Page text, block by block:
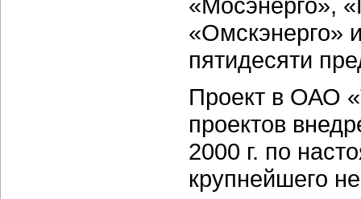
«Омскэнерго»
пятидесяти
Проект в ОАО
проектов
2000 г. по
крупнейшего